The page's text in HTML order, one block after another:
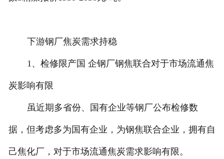
下游钢厂焦炭需求持稳
1、检修限产国 企钢厂钢焦联合对于市场流通焦
炭影响有限
虽近期多省份、国有企业等钢厂公布检修数
据，但考虑多为国有企业，为钢焦联合企业，拥有自
己焦化厂，对于市场流通焦炭需求影响有限。